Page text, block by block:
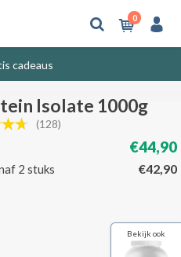
0
cadeaus
Isolate 1000g
(128)
€44,90
2 stuks €42,90
Bekijk ook